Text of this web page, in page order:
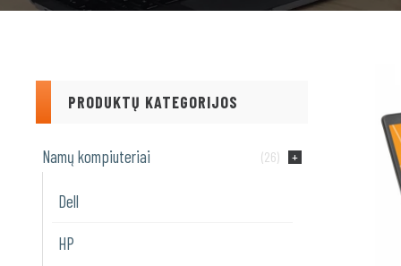
PRODUKTŲ KATEGORIJOS
Namų kompiuteriai (26)
Dell
HP